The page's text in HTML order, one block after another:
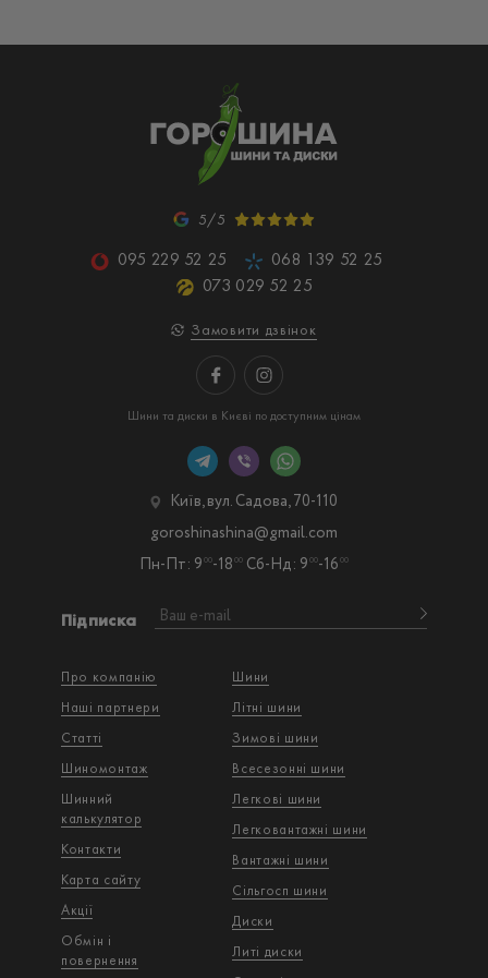
5/5
095 229 52 25
068 139 52 25
073 029 52 25
Замовити дзвінок
Шини та диски в Києві по доступним цінам
Про компанію
Наші партнери
Статті
Шиномонтаж
Шинний
калькулятор
Контакти
Карта сайту
Акції
Обмін і
повернення
Шини
Літні шини
Зимові шини
Всесезонні шини
Легкові шини
Легковантажнi шини
Вантажнi шини
Сільгосп шини
Диски
Литі диски
Підписка
Київ, вул. Садова, 70-110
Пн-Пт: 9 00-18 00 Сб-Нд: 9 00-16 00
goroshinashina@gmail.com